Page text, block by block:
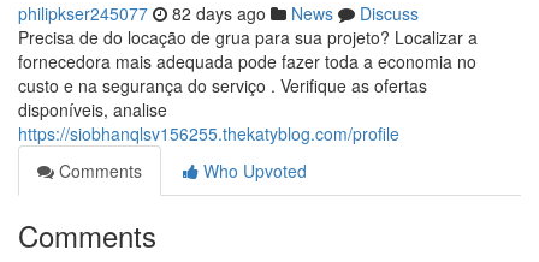
philipkser245077 82 days ago News
Discuss
Precisa de do locação de grua para sua projeto? Localizar a
fornecedora mais adequada pode fazer toda a economia no
custo e na segurança do serviço . Verifique as ofertas
disponíveis, analise
https://siobhanqlsv156255.thekatyblog.com/profile
Comments
Who Upvoted
Comments